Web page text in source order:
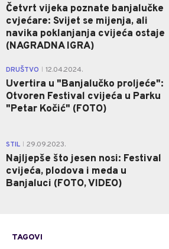
Četvrt vijeka poznate banjalučke
cvjećare: Svijet se mijenja, ali
navika poklanjanja cvijeća ostaje
(NAGRADNA IGRA)
DRUŠTVO 12.04.2024.
Uvertira u "Banjalučko proljeće":
Otvoren Festival cvijeća u Parku
"Petar Kočić" (FOTO)
STIL 29.09.2023.
Najljepše što jesen nosi: Festival
cvijeća, plodova i meda u
Banjaluci (FOTO, VIDEO)
TAGOVI